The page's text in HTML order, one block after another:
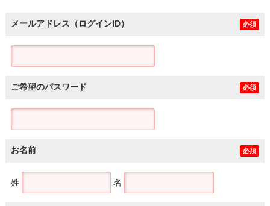
メールアドレス（ログインID） 必須
ご希望のパスワード 必須
お名前 必須
姓 名